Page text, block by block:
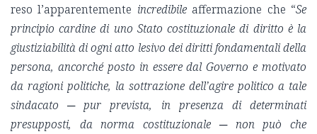
reso l’apparentemente incredibile affermazione che “Se
principio cardine di uno Stato costituzionale di diritto è la
giustiziabilità di ogni atto lesivo dei diritti fondamentali della
persona, ancorché posto in essere dal Governo e motivato
da ragioni politiche, la sottrazione dell’agire politico a tale
sindacato ─ pur prevista, in presenza di determinati
presupposti, da norma costituzionale ─ non può che